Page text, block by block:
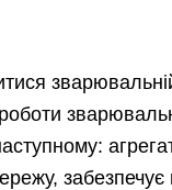
забезпечує